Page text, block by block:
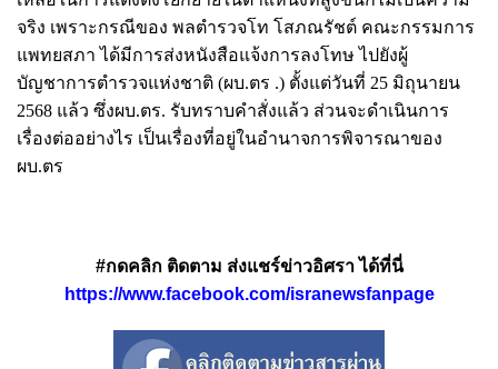
จริง เพราะกรณีของ พลตำรวจโท โสภณรัชต์ คณะกรรมการ
แพทยสภา ได้มีการส่งหนังสือแจ้งการลงโทษ ไปยังผู้
บัญชาการตำรวจแห่งชาติ (ผบ.ตร .) ตั้งแต่วันที่ 25 มิถุนายน
2568 แล้ว ซึ่งผบ.ตร. รับทราบคำสั่งแล้ว ส่วนจะดำเนินการ
เรื่องต่ออย่างไร เป็นเรื่องที่อยู่ในอำนาจการพิจารณาของ
ผบ.ตร
#กดคลิก ติดตาม ส่งแชร์ข่าวอิศรา ได้ที่นี่
https://www.facebook.com/isranewsfanpage